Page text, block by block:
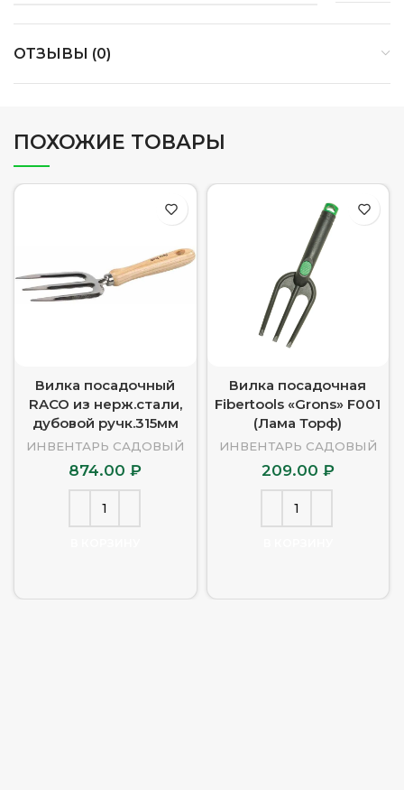
ОТЗЫВЫ (0)
ПОХОЖИЕ ТОВАРЫ
Вилка посадочный
RACO из нерж.стали,
дубовой ручк.315мм
ИНВЕНТАРЬ САДОВЫЙ
874.00₽
Вилка посадочная
Fibertools «Grons» F001
(Лама Торф)
ИНВЕНТАРЬ САДОВЫЙ
209.00 ₽